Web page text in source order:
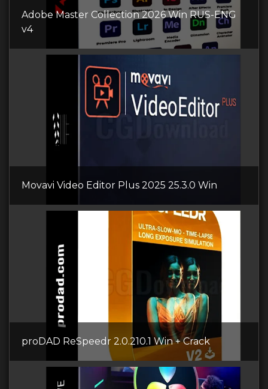
Adobe Master Collection 2026 Win RUS-ENG
v4
Movavi Video Editor Plus 2025 25.3.0 Win
proDAD ReSpeedr 2.0.210.1 Win + Crack